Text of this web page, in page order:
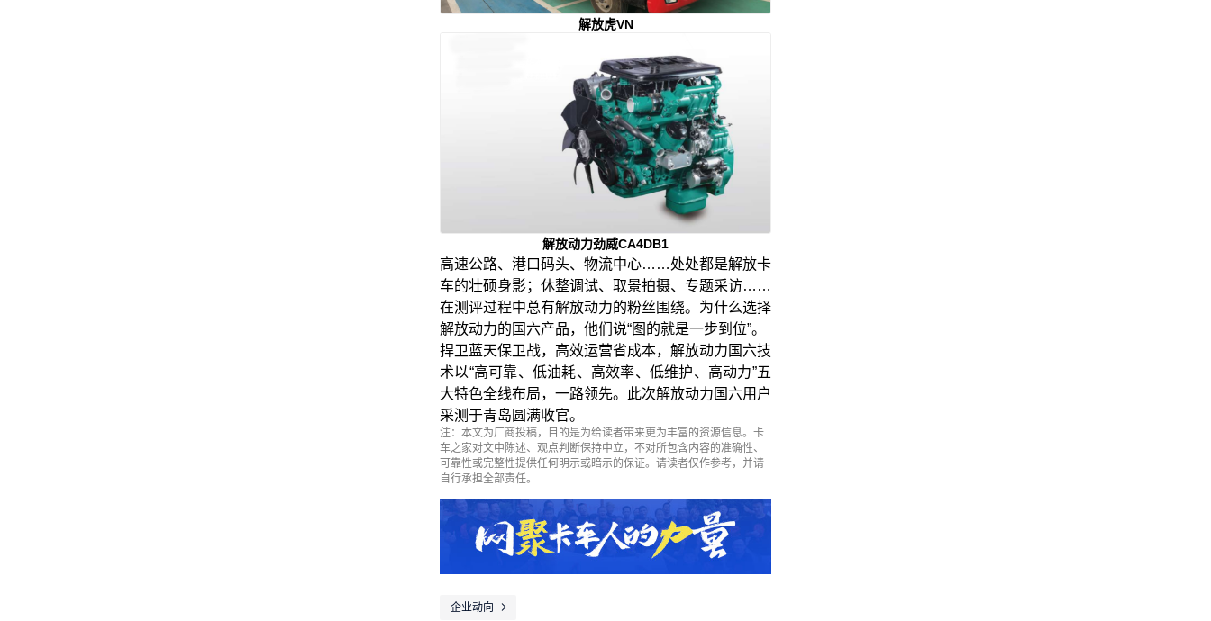
解放虎VN
解放动力劲威CA4DB1
高速公路、港口码头、物流中心……处处都是解放卡
车的壮硕身影；休整调试、取景拍摄、专题采访……
在测评过程中总有解放动力的粉丝围绕。为什么选择
解放动力的国六产品，他们说“图的就是一步到位”。
捍卫蓝天保卫战，高效运营省成本，解放动力国六技
术以“高可靠、低油耗、高效率、低维护、高动力”五
大特色全线布局，一路领先。此次解放动力国六用户
采测于青岛圆满收官。
注：本文为厂商投稿，目的是为给读者带来更为丰富的资源信息。卡
车之家对文中陈述、观点判断保持中立，不对所包含内容的准确性、
可靠性或完整性提供任何明示或暗示的保证。请读者仅作参考，并请
自行承担全部责任。
企业动向 